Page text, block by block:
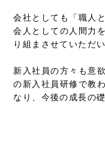
会社としても「職人
会人としての人間力
り組まさせていただ
新入社員の方々も意
の新入社員研修で教
なり、今後の成長の